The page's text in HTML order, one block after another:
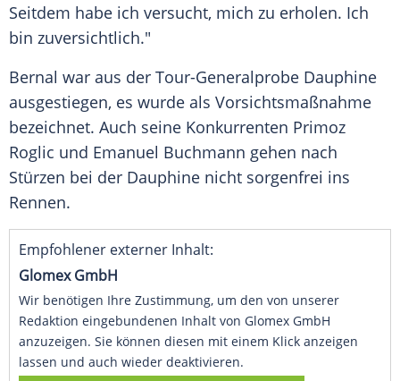
Seitdem habe ich versucht, mich zu erholen. Ich
bin zuversichtlich."
Bernal war aus der Tour-Generalprobe Dauphine
ausgestiegen, es wurde als Vorsichtsmaßnahme
bezeichnet. Auch seine Konkurrenten Primoz
Roglic und Emanuel Buchmann gehen nach
Stürzen bei der Dauphine nicht sorgenfrei ins
Rennen.
Empfohlener externer Inhalt:
Glomex GmbH
Wir benötigen Ihre Zustimmung, um den von unserer
Redaktion eingebundenen Inhalt von Glomex GmbH
anzuzeigen. Sie können diesen mit einem Klick anzeigen
lassen und auch wieder deaktivieren.